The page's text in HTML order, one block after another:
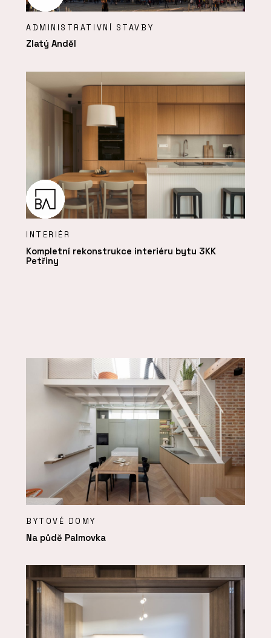
ADMINISTRATIVNÍ STAVBY
Zlatý Anděl
INTERIÉR
Kompletní rekonstrukce interiéru bytu 3KK
Petřiny
BYTOVÉ DOMY
Na půdě Palmovka